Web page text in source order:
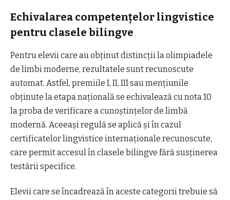
Echivalarea competențelor lingvistice
pentru clasele bilingve
Pentru elevii care au obținut distincții la olimpiadele
de limbi moderne, rezultatele sunt recunoscute
automat. Astfel, premiile I, II, III sau mențiunile
obținute la etapa națională se echivalează cu nota 10
la proba de verificare a cunoștințelor de limbă
modernă. Aceeași regulă se aplică și în cazul
certificatelor lingvistice internaționale recunoscute,
care permit accesul în clasele bilingve fără susținerea
testării specifice.
Elevii care se încadrează în aceste categorii trebuie să